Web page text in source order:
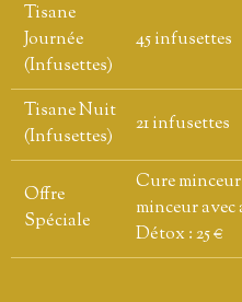
Tisane
Journée
(Infusettes)
45 infusettes
Tisane Nuit
(Infusettes)
21 infusettes
Offre
Spéciale
Cure
minceur
Détox : 25 €